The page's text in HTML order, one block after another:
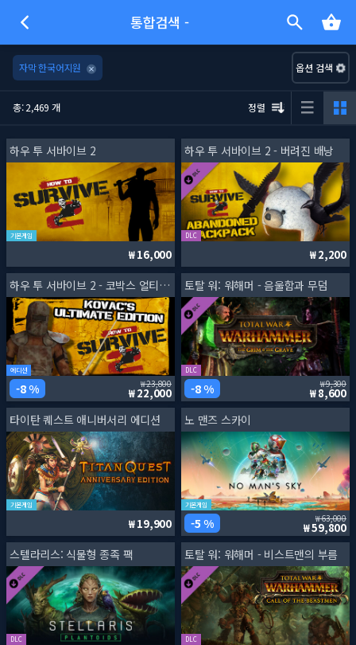
통합검색 -
자막 한국어지원 옵션 검색
총: 2,469 개 정렬
하우 투 서바이브 2
기본게임
16,000
하우 투 서바이브 2 - 버려진 배낭
DLC
2,200
하우 투 서바이브 2 - 코박스 얼티밋 에디션
에디션
8 % 23,800
22,000
토탈 워: 워해머 - 음울함과 무덤
DLC
8 % 9,300
8,600
타이탄 퀘스트 애니버서리 에디션
기본게임
19,900
노 맨즈 스카이
기본게임
5 % 63,000
59,800
스텔라리스: 식물형 종족 팩
DLC
토탈 워: 워해머 - 비스트맨의 부름
DLC